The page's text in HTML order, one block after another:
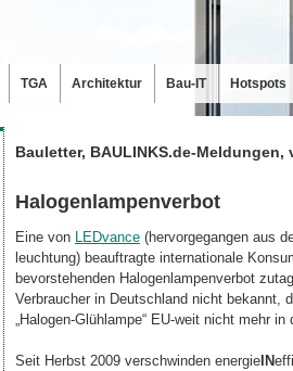
Bauletter, BAULINKS.de-Meldungen,
Halogenlampenverbot
Eine von LEDvance (hervorgegangen aus
leuch­tung) beauftragte internationale
bevorstehenden Halogenlampenverbot
Verbraucher in Deutschland nicht bekannt,
„Halogen-Glühlampe“ EU-weit nicht mehr
Seit Herbst 2009 verschwinden energie IN
TGA Architektur Bau-IT Hotspots